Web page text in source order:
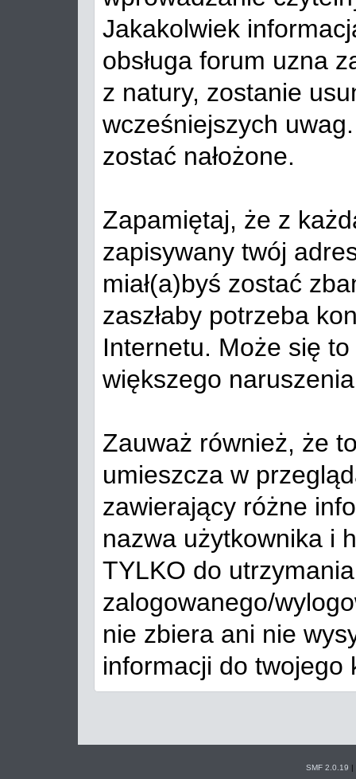
Jakakolwiek
obsługa forum uzna
z natury, zostanie
wcześniejszych
zostać nałożone.
Zapamiętaj, że z
zapisywany twój
miał(a)byś zostać
zaszłaby potrzeba
Internetu. Może się
większego
Zauważ również, że
umieszcza w
zawierający różne
nazwa użytkownika i
TYLKO do
zalogowanego/
nie zbiera ani nie
informacji do twojego
SMF 2.0.19 |